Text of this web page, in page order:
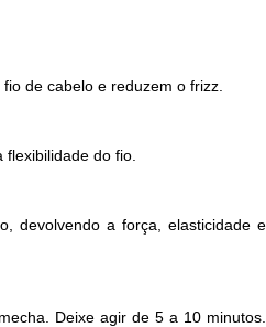
de cabelo e reduzem o frizz.
do fio.
devolvendo a força, elasticidade e
Deixe agir de 5 a 10 minutos.